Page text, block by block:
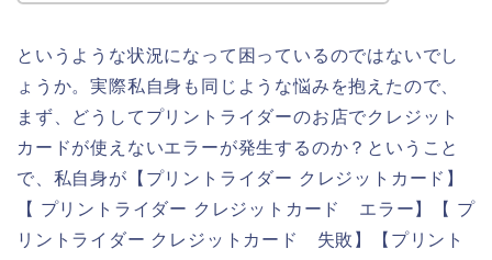
というような状況になって困っているのではないでし
ょうか。実際私自身も同じような悩みを抱えたので、
まず、どうしてプリントライダーのお店でクレジット
カードが使えないエラーが発生するのか？ということ
で、私自身が【プリントライダー クレジットカード】
【 プリントライダー クレジットカード エラー】【 プ
リントライダー クレジットカード 失敗】【プリント